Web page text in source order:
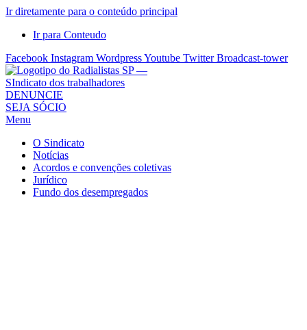
Ir diretamente para o conteúdo principal
Ir para Conteudo
Facebook Instagram WordpressYoutube Twitter Broadcast-tower
Sindicato
dos
Radialistas
São
Paulo
Sindicato
DENUNCIE
SEJA SÓCIO
Menu
O Sindicato
Notícias
Acordos e convenções coletivas
Jurídico
Fundo dos desempregados